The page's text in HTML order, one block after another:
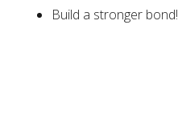
Build a stronger bond!